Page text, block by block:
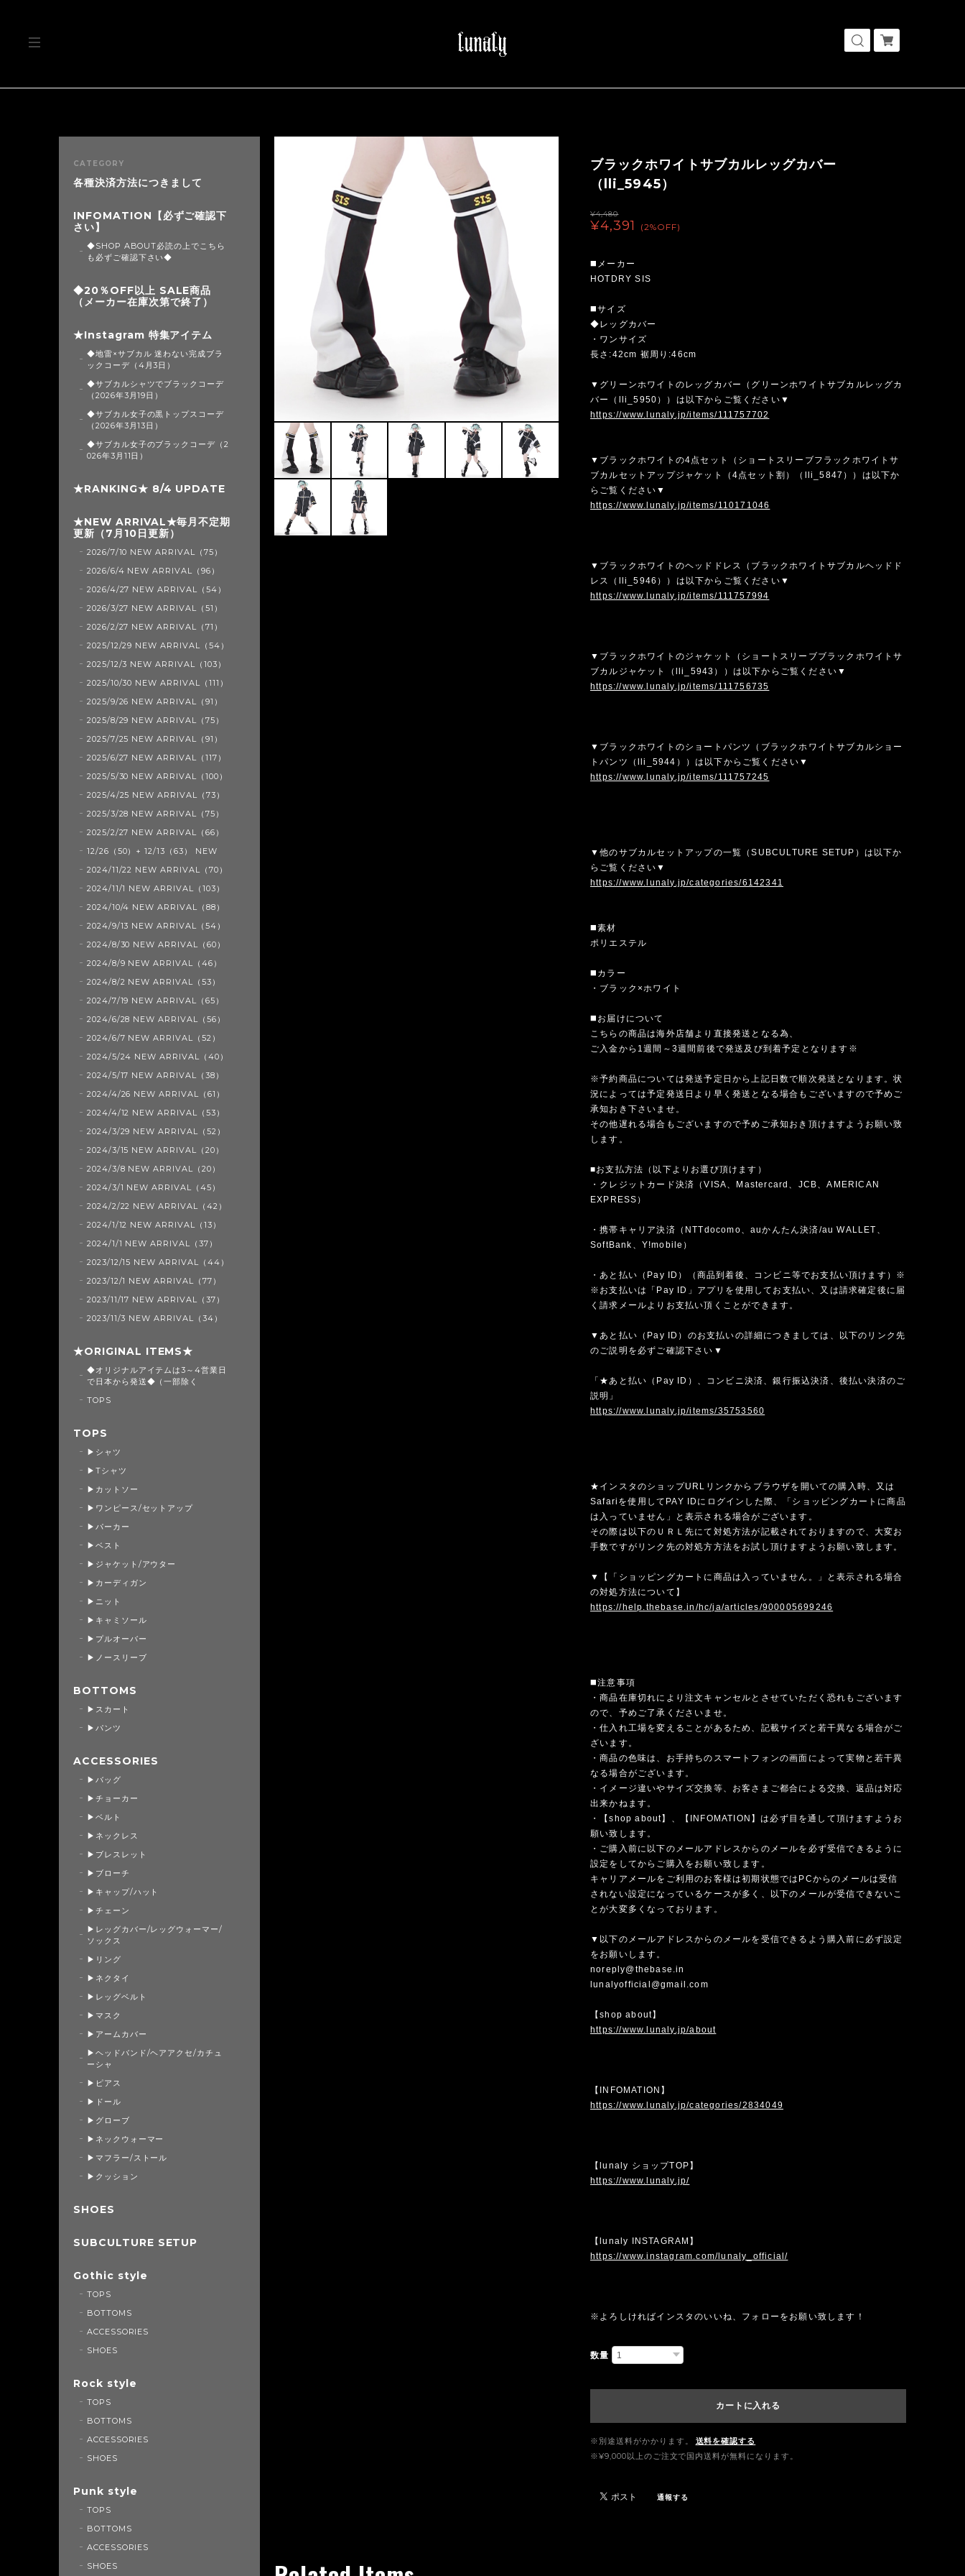
ブラックホワイトサブカルレッグカバー
（lli_5945）
¥4,480
¥4,391 (2%OFF)
◼️メーカー
HOTDRY SIS
◼️サイズ
◆レッグカバー
・ワンサイズ
長さ:42cm 裾周り:46cm
▼グリーンホワイトのレッグカバー（グリーンホワイトサブカルレッグカ
バー（lli_5950））は以下からご覧ください▼
https://www.lunaly.jp/items/111757702
▼ブラックホワイトの4点セット（ショートスリーブフラックホワイトサ
ブカルセットアップジャケット（4点セット割）（lli_5847））は以下か
らご覧ください▼
https://www.lunaly.jp/items/110171046
▼ブラックホワイトのヘッドドレス（ブラックホワイトサブカルヘッドド
レス（lli_5946））は以下からご覧ください▼
https://www.lunaly.jp/items/111757994
▼ブラックホワイトのジャケット（ショートスリーブブラックホワイトサ
ブカルジャケット（lli_5943））は以下からご覧ください▼
https://www.lunaly.jp/items/111756735
▼ブラックホワイトのショートパンツ（ブラックホワイトサブカルショー
トパンツ（lli_5944））は以下からご覧ください▼
https://www.lunaly.jp/items/111757245
▼他のサブカルセットアップの一覧（SUBCULTURE SETUP）は以下か
らご覧ください▼
https://www.lunaly.jp/categories/6142341
◼️素材
ポリエステル
◼️カラー
・ブラック×ホワイト
◼️お届けについて
こちらの商品は海外店舗より直接発送となる為、
ご入金から1週間～3週間前後で発送及び到着予定となります※
※予約商品については発送予定日から上記日数で順次発送となります。状
況によっては予定発送日より早く発送となる場合もございますので予めご
承知おき下さいませ。
その他遅れる場合もございますので予めご承知おき頂けますようお願い致
します。
■お支払方法（以下よりお選び頂けます）
・クレジットカード決済（VISA、Mastercard、JCB、AMERICAN
EXPRESS）
・携帯キャリア決済（NTTdocomo、auかんたん決済/au WALLET、
SoftBank、Y!mobile）
・あと払い（Pay ID）（商品到着後、コンビニ等でお支払い頂けます）※
※お支払いは「Pay ID」アプリを使用してお支払い、又は請求確定後に届
く請求メールよりお支払い頂くことができます。
▼あと払い（Pay ID）のお支払いの詳細につきましては、以下のリンク先
のご説明を必ずご確認下さい▼
「★あと払い（Pay ID）、コンビニ決済、銀行振込決済、後払い決済のご
説明」
https://www.lunaly.jp/items/35753560
★インスタのショップURLリンクからブラウザを開いての購入時、又は
Safariを使用してPAY IDにログインした際、「ショッピングカートに商品
は入っていません」と表示される場合がございます。
その際は以下のＵＲＬ先にて対処方法が記載されておりますので、大変お
手数ですがリンク先の対処方方法をお試し頂けますようお願い致します。
▼【「ショッピングカートに商品は入っていません。」と表示される場合
の対処方法について】
https://help.thebase.in/hc/ja/articles/900005699246
◼️注意事項
・商品在庫切れにより注文キャンセルとさせていただく恐れもございます
ので、予めご了承くださいませ。
・仕入れ工場を変えることがあるため、記載サイズと若干異なる場合がご
ざいます。
・商品の色味は、お手持ちのスマートフォンの画面によって実物と若干異
なる場合がございます。
・イメージ違いやサイズ交換等、お客さまご都合による交換、返品は対応
出来かねます。
・【shop about】、【INFOMATION】は必ず目を通して頂けますようお
願い致します。
・ご購入前に以下のメールアドレスからのメールを必ず受信できるように
設定をしてからご購入をお願い致します。
キャリアメールをご利用のお客様は初期状態ではPCからのメールは受信
されない設定になっているケースが多く、以下のメールが受信できないこ
とが大変多くなっております。
▼以下のメールアドレスからのメールを受信できるよう購入前に必ず設定
をお願いします。
noreply@thebase.in
lunalyofficial@gmail.com
【shop about】
https://www.lunaly.jp/about
【INFOMATION】
https://www.lunaly.jp/categories/2834049
【lunaly ショップTOP】
https://www.lunaly.jp/
【lunaly INSTAGRAM】
https://www.instagram.com/lunaly_official/
※よろしければインスタのいいね、フォローをお願い致します！
数量
カートに入れる
※別途送料がかかります。
送料を確認する
※¥9,000以上のご注文で国内送料が無料になります。
通報する
CATEGORY
各種決済方法につきまして
INFOMATION【必ずご確認下
さい】
◆SHOP ABOUT必読の上でこちら
も必ずご確認下さい◆
◆20％OFF以上 SALE商品
（メーカー在庫次第で終了）
★Instagram 特集アイテム
◆地雷×サブカル 迷わない完成ブラ
ックコーデ（4月3日）
◆サブカルシャツでブラックコーデ
（2026年3月19日）
◆サブカル女子の黒トップスコーデ
（2026年3月13日）
◆サブカル女子のブラックコーデ（2
026年3月11日）
★RANKING★ 8/4 UPDATE
★NEW ARRIVAL★毎月不定期
更新（7月10日更新）
2026/7/10 NEW ARRIVAL（75）
2026/6/4 NEW ARRIVAL（96）
2026/4/27 NEW ARRIVAL（54）
2026/3/27 NEW ARRIVAL（51）
2026/2/27 NEW ARRIVAL（71）
2025/12/29 NEW ARRIVAL（54）
2025/12/3 NEW ARRIVAL（103）
2025/10/30 NEW ARRIVAL（111）
2025/9/26 NEW ARRIVAL（91）
2025/8/29 NEW ARRIVAL（75）
2025/7/25 NEW ARRIVAL（91）
2025/6/27 NEW ARRIVAL（117）
2025/5/30 NEW ARRIVAL（100）
2025/4/25 NEW ARRIVAL（73）
2025/3/28 NEW ARRIVAL（75）
2025/2/27 NEW ARRIVAL（66）
12/26（50）+ 12/13（63） NEW
2024/11/22 NEW ARRIVAL（70）
2024/11/1 NEW ARRIVAL（103）
2024/10/4 NEW ARRIVAL（88）
2024/9/13 NEW ARRIVAL（54）
2024/8/30 NEW ARRIVAL（60）
2024/8/9 NEW ARRIVAL（46）
2024/8/2 NEW ARRIVAL（53）
2024/7/19 NEW ARRIVAL（65）
2024/6/28 NEW ARRIVAL（56）
2024/6/7 NEW ARRIVAL（52）
2024/5/24 NEW ARRIVAL（40）
2024/5/17 NEW ARRIVAL（38）
2024/4/26 NEW ARRIVAL（61）
2024/4/12 NEW ARRIVAL（53）
2024/3/29 NEW ARRIVAL（52）
2024/3/15 NEW ARRIVAL（20）
2024/3/8 NEW ARRIVAL（20）
2024/3/1 NEW ARRIVAL（45）
2024/2/22 NEW ARRIVAL（42）
2024/1/12 NEW ARRIVAL（13）
2024/1/1 NEW ARRIVAL（37）
2023/12/15 NEW ARRIVAL（44）
2023/12/1 NEW ARRIVAL（77）
2023/11/17 NEW ARRIVAL（37）
2023/11/3 NEW ARRIVAL（34）
★ORIGINAL ITEMS★
◆オリジナルアイテムは3～4営業日
で日本から発送◆（一部除く
TOPS
TOPS
▶シャツ
▶Tシャツ
▶カットソー
▶ワンピース/セットアップ
▶パーカー
▶ベスト
▶ジャケット/アウター
▶カーディガン
▶ニット
▶キャミソール
▶プルオーバー
▶ノースリーブ
BOTTOMS
▶スカート
▶パンツ
ACCESSORIES
▶バッグ
▶チョーカー
▶ベルト
▶ネックレス
▶ブレスレット
▶ブローチ
▶キャップ/ハット
▶チェーン
▶レッグカバー/レッグウォーマー/
ソックス
▶リング
▶ネクタイ
▶レッグベルト
▶マスク
▶アームカバー
▶ヘッドバンド/ヘアアクセ/カチュ
ーシャ
▶ピアス
▶ドール
▶グローブ
▶ネックウォーマー
▶マフラー/ストール
▶クッション
SHOES
SUBCULTURE SETUP
Gothic style
TOPS
BOTTOMS
ACCESSORIES
SHOES
Rock style
TOPS
BOTTOMS
ACCESSORIES
SHOES
Punk style
TOPS
BOTTOMS
ACCESSORIES
SHOES